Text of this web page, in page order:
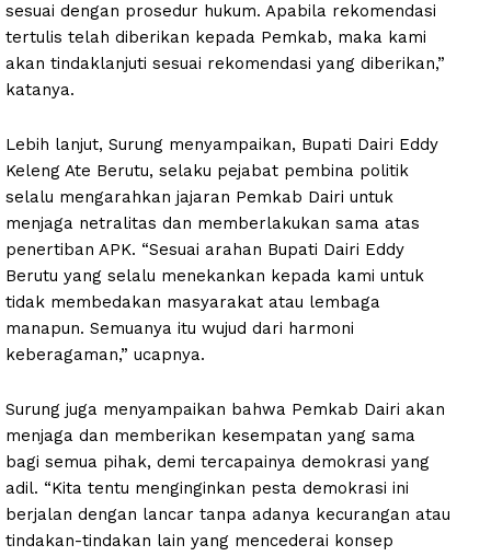
sesuai dengan prosedur hukum. Apabila rekomendasi
tertulis telah diberikan kepada Pemkab, maka kami
akan tindaklanjuti sesuai rekomendasi yang diberikan,”
katanya.
Lebih lanjut, Surung menyampaikan, Bupati Dairi Eddy
Keleng Ate Berutu, selaku pejabat pembina politik
selalu mengarahkan jajaran Pemkab Dairi untuk
menjaga netralitas dan memberlakukan sama atas
penertiban APK. “Sesuai arahan Bupati Dairi Eddy
Berutu yang selalu menekankan kepada kami untuk
tidak membedakan masyarakat atau lembaga
manapun. Semuanya itu wujud dari harmoni
keberagaman,” ucapnya.
Surung juga menyampaikan bahwa Pemkab Dairi akan
menjaga dan memberikan kesempatan yang sama
bagi semua pihak, demi tercapainya demokrasi yang
adil. “Kita tentu menginginkan pesta demokrasi ini
berjalan dengan lancar tanpa adanya kecurangan atau
tindakan-tindakan lain yang mencederai konsep